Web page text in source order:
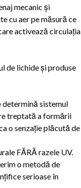
mecanic și
cu aer pe măsură ce
activează circulația
de lichide și produse
determină sistemul
treptată a formării
o senzație plăcută de
FĂRĂ razele UV.
o metodă de
serioase în